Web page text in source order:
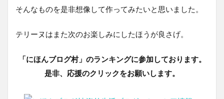
そんなものを是非想像して作ってみたいと思いました。
テリーヌはまた次のお楽しみにしたほうが良さげ。
「にほんブログ村」のランキングに参加しております。
是非、応援のクリックをお願いします。